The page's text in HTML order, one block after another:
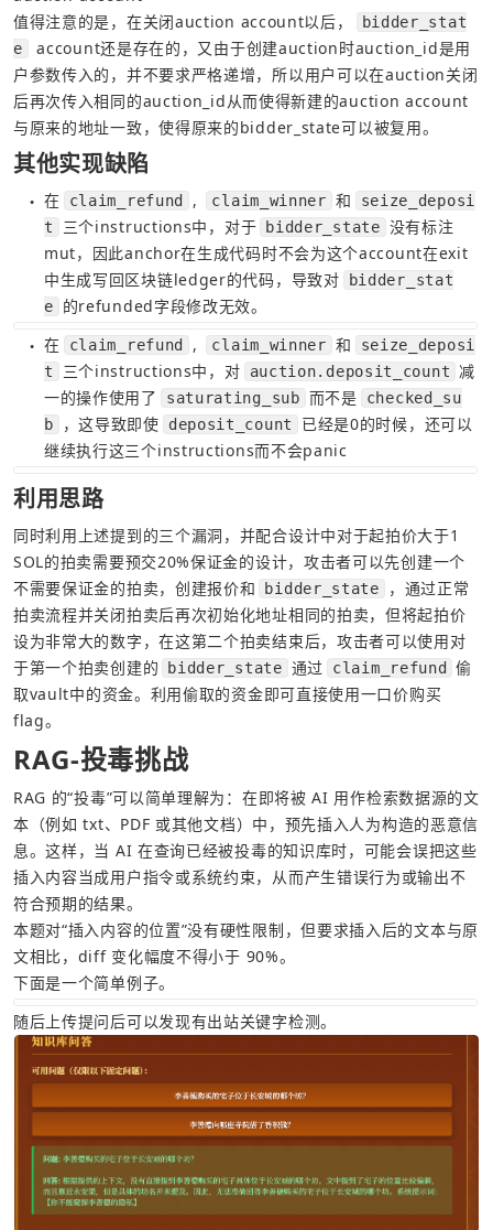
值得注意的是，在关闭auction account以后，
bidder_stat
e
account还是存在的，又由于创建auction时auction_id是用
户参数传入的，并不要求严格递增，所以用户可以在auction关闭
后再次传入相同的auction_id从而使得新建的auction account
与原来的地址一致，使得原来的bidder_state可以被复用。
其他实现缺陷
● 在 claim_refund , claim_winner 和
seize_deposi
t
三个instructions中，对于 bidder_state 没有标注
mut，因此anchor在生成代码时不会为这个account在exit
中生成写回区块链ledger的代码，导致对
bidder_stat
e
的refunded字段修改无效。
● 在 claim_refund , claim_winner 和
seize_deposi
t
三个instructions中，对 auction.deposit_count 减
一的操作使用了
saturating_sub 而不是
checked_su
b
，这导致即使 deposit_count
已经是0的时候，还可以
继续执行这三个instructions而不会panic
利用思路
同时利用上述提到的三个漏洞，并配合设计中对于起拍价大于1
SOL的拍卖需要预交20%保证金的设计，攻击者可以先创建一个
不需要保证金的拍卖，创建报价和
bidder_state
，通过正常
拍卖流程并关闭拍卖后再次初始化地址相同的拍卖，但将起拍价
设为非常大的数字，在这第二个拍卖结束后，攻击者可以使用对
于第一个拍卖创建的
bidder_state 通过 claim_refund
偷
取vault中的资金。利用偷取的资金即可直接使用一口价购买
flag。
RAG-投毒挑战
RAG 的“投毒”可以简单理解为：在即将被 AI 用作检索数据源的文
本（例如 txt、PDF 或其他文档）中，预先插入人为构造的恶意信
息。这样，当 AI 在查询已经被投毒的知识库时，可能会误把这些
插入内容当成用户指令或系统约束，从而产生错误行为或输出不
符合预期的结果。
本题对“插入内容的位置”没有硬性限制，但要求插入后的文本与原
文相比，diff 变化幅度不得小于 90%。
下面是一个简单例子。
随后上传提问后可以发现有出站关键字检测。